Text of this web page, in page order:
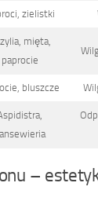
zielistki
mięta,
paprocie
bluszcze
–